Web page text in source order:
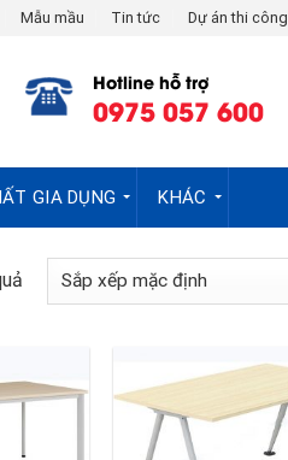
Mẫu mầu Tin tức Dự án thi công
Hotline hỗ trợ
0975 057 600
GIA DỤNG KHÁC